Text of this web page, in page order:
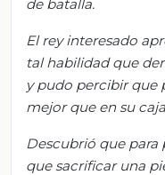
de batalla.
El rey interesado
tal habilidad que
y pudo percibir que
mejor que en su
Descubrió que para
que sacrificar una